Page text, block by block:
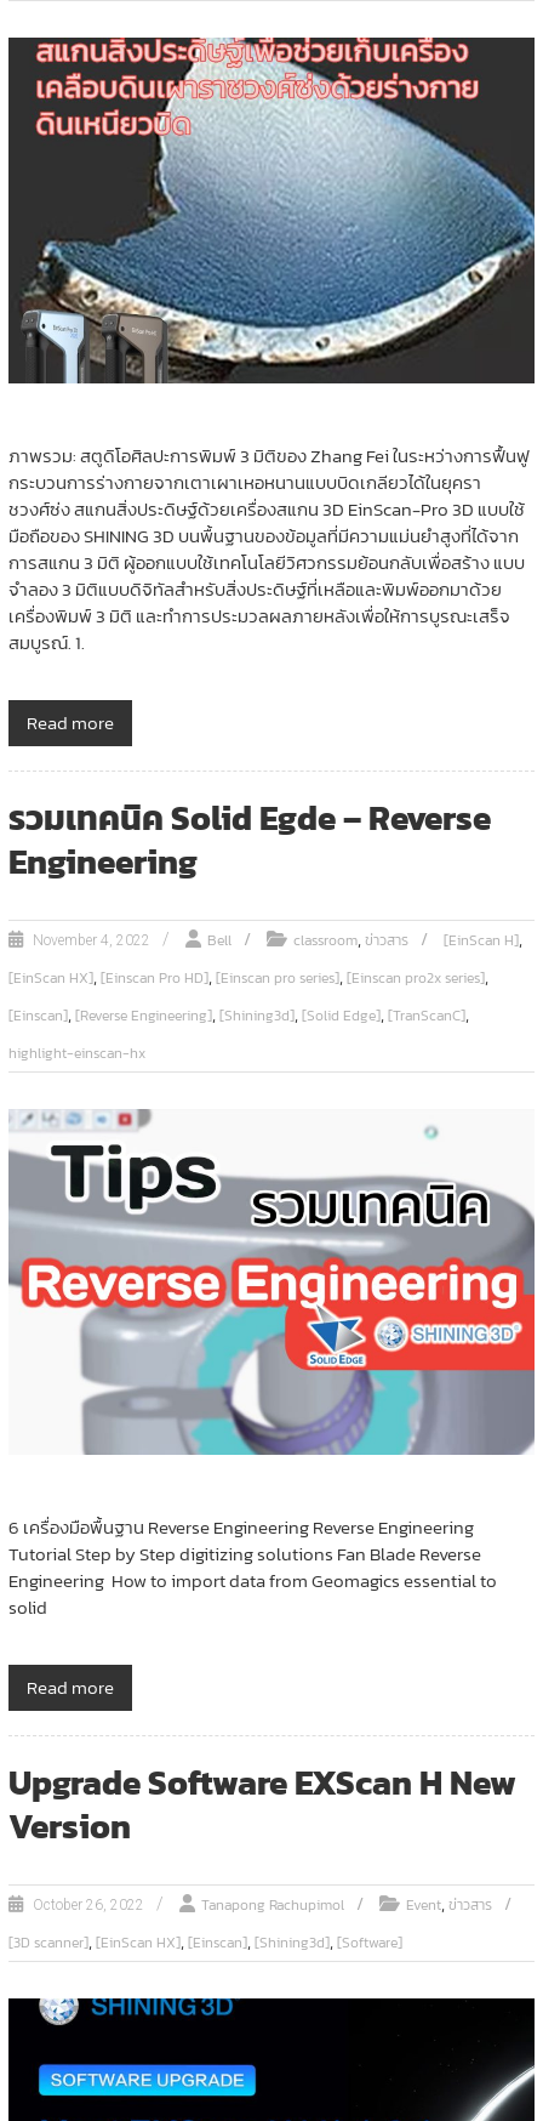
ภาพรวม: สตูดิโอศิลปะการพิมพ์ 3 มิติของ Zhang Fei ในระหว่างการฟื้นฟู
กระบวนการร่างกายจากเตาเผาเหอหนานแบบบิดเกลียวได้ในยุครา
ชวงศ์ซ่ง สแกนสิ่งประดิษฐ์ด้วยเครื่องสแกน 3D EinScan-Pro 3D แบบใช้
มือถือของ SHINING 3D บนพื้นฐานของข้อมูลที่มีความแม่นยำสูงที่ได้จาก
การสแกน 3 มิติ ผู้ออกแบบใช้เทคโนโลยีวิศวกรรมย้อนกลับเพื่อสร้าง แบบ
จำลอง 3 มิติแบบดิจิทัลสำหรับสิ่งประดิษฐ์ที่เหลือและพิมพ์ออกมาด้วย
เครื่องพิมพ์ 3 มิติ และทำการประมวลผลภายหลังเพื่อให้การบูรณะเสร็จ
สมบูรณ์. 1.
Read more
รวมเทคนิค Solid Egde – Reverse
Engineering
November 4, 2022 Bell classroom,ข่าวสาร [EinScan H],
[EinScan HX],[Einscan Pro HD],[Einscan pro series],[Einscan pro2x series],
[Einscan],[Reverse Engineering],[Shining3d],[Solid Edge],[TranScanC],
highlight-einscan-hx
6 เครื่องมือพื้นฐาน Reverse Engineering Reverse Engineering
Tutorial Step by Step digitizing solutions Fan Blade Reverse
Engineering How to import data from Geomagics essential to
solid
Read more
Upgrade Software EXScan H New
Version
October 26, 2022 Tanapong Rachupimol Event,ข่าวสาร
[3D scanner],[EinScan HX],[Einscan],[Shining3d],[Software]